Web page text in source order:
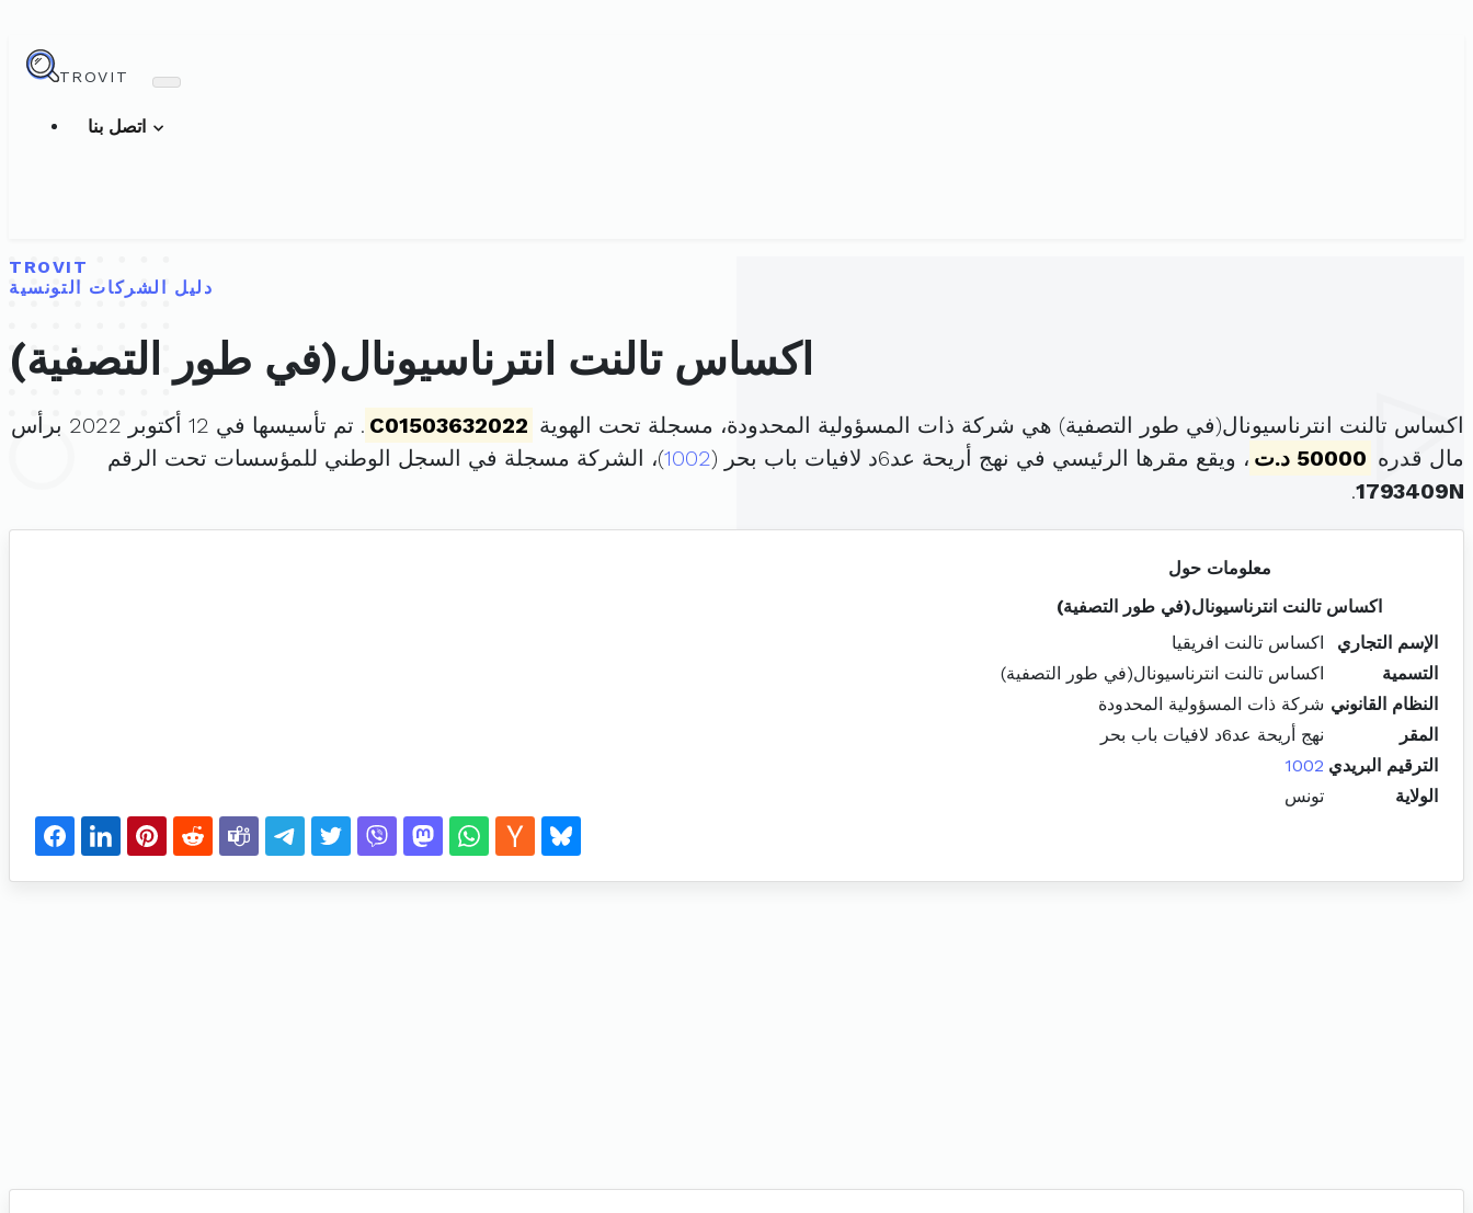
TROVIT
TROVIT
دليل الشركات التونسية
اكساس تالنت انترناسيونال(في طور التصفية)
اكساس تالنت انترناسيونال(في طور التصفية) هي شركة ذات المسؤولية المحدودة، مسجلة تحت الهوية C01503632022
. تم تأسيسها في 12 أكتوبر 2022 برأس
مال قدره 50000 د.ت ، ويقع مقرها الرئيسي في نهج أريحة عد6د لافيات باب بحر ( 1002)، الشركة مسجلة في السجل الوطني للمؤسسات تحت الرقم
1793409N
.
معلومات حول
اكساس تالنت انترناسيونال(في طور التصفية)
الإسم التجاري
اكساس تالنت افريقيا
التسمية
اكساس تالنت انترناسيونال(في طور التصفية)
النظام القانوني شركة ذات المسؤولية المحدودة
المقر
نهج أريحة عد6د لافيات باب بحر
الترقيم البريدي 1002
الولاية
تونس